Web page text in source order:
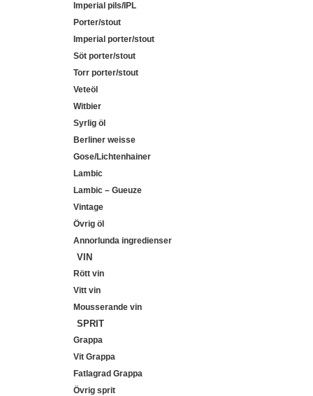
Imperial pils/IPL
Porter/stout
Imperial porter/stout
Söt porter/stout
Torr porter/stout
Veteöl
Witbier
Syrlig öl
Berliner weisse
Gose/Lichtenhainer
Lambic
Lambic – Gueuze
Vintage
Övrig öl
Annorlunda ingredienser
VIN
Rött vin
Vitt vin
Mousserande vin
SPRIT
Grappa
Vit Grappa
Fatlagrad Grappa
Övrig sprit